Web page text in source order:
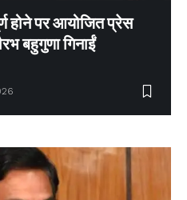
होने पर आयोजित प्रेस
बहुगुणा गिनाईं